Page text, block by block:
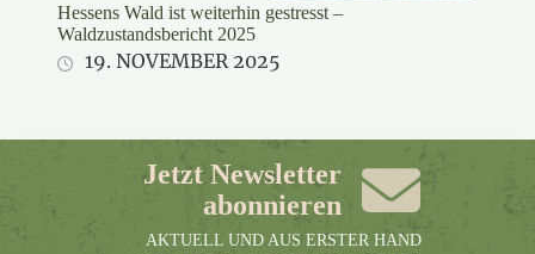
Hessens Wald ist weiterhin gestresst –
Waldzustandsbericht 2025
19. NOVEMBER 2025
Jetzt Newsletter
abonnieren
AKTUELL UND AUS ERSTER HAND